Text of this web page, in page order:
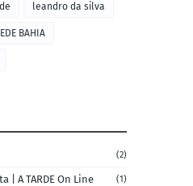
leandro da silva
BAHIA
(2)
| A TARDE On Line (1)